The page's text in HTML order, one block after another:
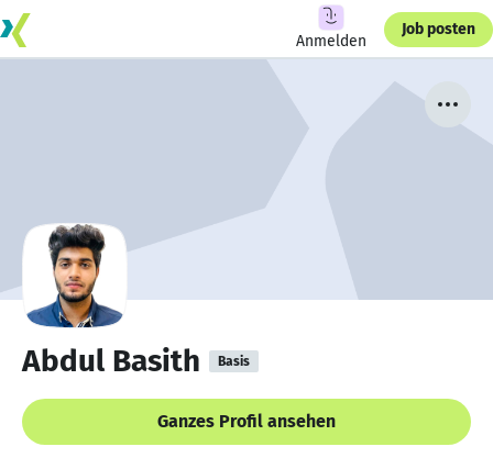
Anmelden
Job posten
Abdul Basith Basis
Ganzes Profil ansehen